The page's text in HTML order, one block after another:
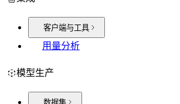
客户端与工具
用量分析
模型生产